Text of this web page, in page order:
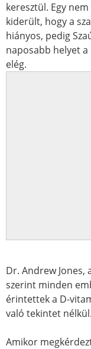
keresztül. Egy
kiderült, hogy a
hiányos, pedig
naposabb helyet
elég.
Dr. Andrew Jones,
szerint minden
érintettek a D-
való tekintet
Amikor